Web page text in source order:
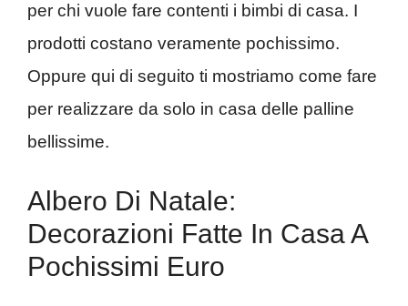
per chi vuole fare contenti i bimbi di casa. I
prodotti costano veramente pochissimo.
Oppure qui di seguito ti mostriamo come fare
per realizzare da solo in casa delle palline
bellissime.
Albero Di Natale:
Decorazioni Fatte In Casa A
Pochissimi Euro